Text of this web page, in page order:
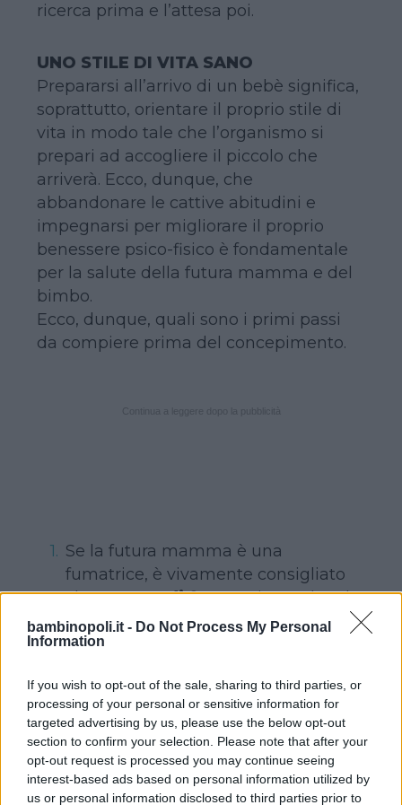
bambinopoli.it - Do Not Process My Personal
Information
If you wish to opt-out of the sale, sharing to third parties, or
processing of your personal or sensitive information for
targeted advertising by us, please use the below opt-out
section to confirm your selection. Please note that after your
opt-out request is processed you may continue seeing
interest-based ads based on personal information utilized by
us or personal information disclosed to third parties prior to
ricerca prima e l’attesa poi.
UNO STILE DI VITA SANO
Prepararsi all’arrivo di un bebè significa,
soprattutto, orientare il proprio stile di
vita in modo tale che l’organismo si
prepari ad accogliere il piccolo che
arriverà. Ecco, dunque, che
abbandonare le cattive abitudini e
impegnarsi per migliorare il proprio
benessere psico-fisico è fondamentale
per la salute della futura mamma e del
bimbo.
Ecco, dunque, quali sono i primi passi
da compiere prima del concepimento.
Se la futura mamma è una
fumatrice, è vivamente consigliato
chesmetta di fumarein modo tale
che, in caso di gravidanza, abbia già
abbandonato questa cattiva
infatti, nuoce gravemente al feto ed
è spesso responsabile del peso
scarso al momento della nascita, di
eventuali problemi respiratori del
bambino, di allergie respiratorie…